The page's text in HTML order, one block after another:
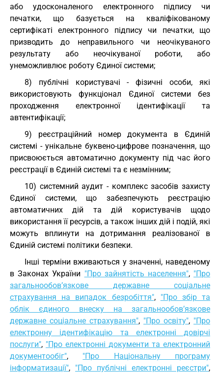
або удосконаленого електронного підпису чи
печатки, що базується на кваліфікованому
сертифікаті електронного підпису чи печатки, що
призводить до неправильного чи неочікуваного
результату або неочікуваної роботи, або
унеможливлює роботу Єдиної системи;
8) публічні користувачі - фізичні особи, які
використовують функціонал Єдиної системи без
проходження електронної ідентифікації та
автентифікації;
9) реєстраційний номер документа в Єдиній
системі - унікальне буквено-цифрове позначення, що
присвоюється автоматично документу під час його
реєстрації в Єдиній системі та є незмінним;
10) системний аудит - комплекс засобів захисту
Єдиної системи, що забезпечують реєстрацію
автоматичних дій та дій користувачів щодо
використання її ресурсів, а також інших дій і подій, які
можуть вплинути на дотримання реалізованої в
Єдиній системі політики безпеки.
Інші терміни вживаються у значенні, наведеному
в Законах України "Про зайнятість населення", "Про
загальнообов’язкове державне соціальне
страхування на випадок безробіття", "Про збір та
облік єдиного внеску на загальнообов’язкове
державне соціальне страхування", "Про освіту", "Про
електронну ідентифікацію та електронні довірчі
послуги", "Про електронні документи та електронний
документообіг", "Про Національну програму
інформатизації", "Про публічні електронні реєстри",